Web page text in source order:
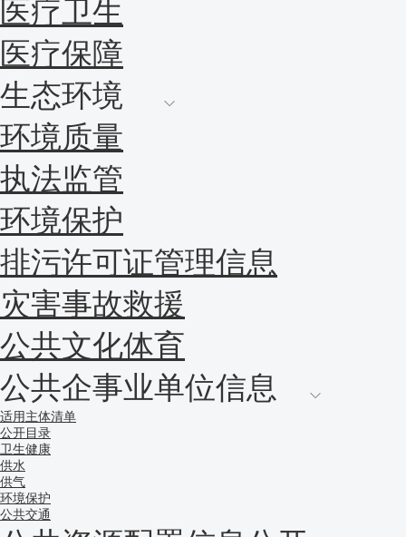
医疗卫生
医疗保障
生态环境
环境质量
执法监管
环境保护
排污许可证管理信息
灾害事故救援
公共文化体育
公共企事业单位信息
适用主体清单
公开目录
卫生健康
供水
供气
环境保护
公共交通